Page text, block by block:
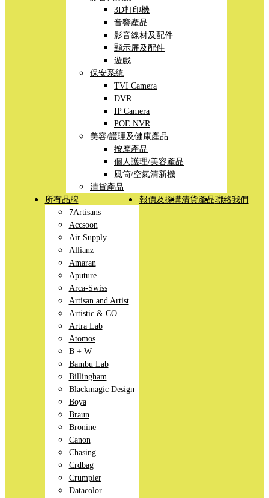
3D打印機
音響產品
影音線材及配件
顯示屏及配件
遊戲
保安系統
TVI Camera
DVR
IP Camera
POE NVR
美容/護理及健康產品
按摩產品
個人護理/美容產品
風筒/空氣清新機
清貨產品
所有品牌
7Artisans
Accsoon
Air Supply
Allianz
Amaran
Aputure
Arca-Swiss
Artisan and Artist
Artistic & CO.
Artra Lab
Atomos
B + W
Bambu Lab
Billingham
Blackmagic Design
Boya
Braun
Bronine
Canon
Chasing
Crdbag
Crumpler
Datacolor
報價及採購清貨產品聯絡我們